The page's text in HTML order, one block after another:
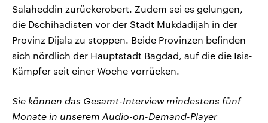
Salaheddin zurückerobert. Zudem sei es gelungen,
die Dschihadisten vor der Stadt Mukdadijah in der
Provinz Dijala zu stoppen. Beide Provinzen befinden
sich nördlich der Hauptstadt Bagdad, auf die die Isis-
Kämpfer seit einer Woche vorrücken.
Sie können das Gesamt-Interview mindestens fünf
Monate in unserem Audio-on-Demand-Player